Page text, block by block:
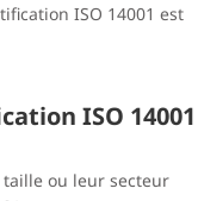
ISO 14001 est
ISO 14001
ou leur secteur